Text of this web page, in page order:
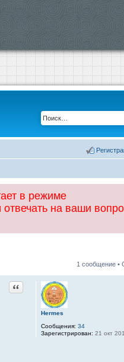
в режиме
на ваши
1 сообщение •
Hermes
Сообщения: 34
Зарегистрирован: 21 окт
Цитата